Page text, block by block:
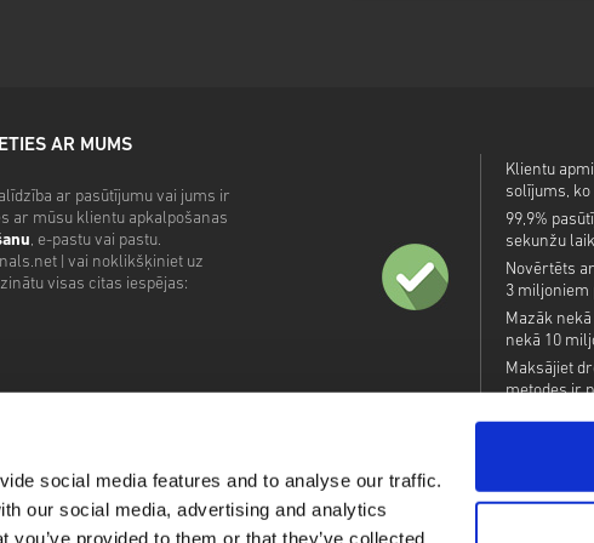
social media features and to analyse our traffic.
our social media, advertising and analytics
provided to them or that they’ve collected
AR MUMS
ar pasūtījumu vai jums ir
ar mūsu klientu apkalpošanas
, e-pastu vai pastu.
| vai noklikšķiniet uz
visas citas iespējas:
Klientu
solījums,
99,9%
sekunžu
Novērtēts
3 miljoniem
Mazāk
nekā 10
Maksājiet
metodes ir